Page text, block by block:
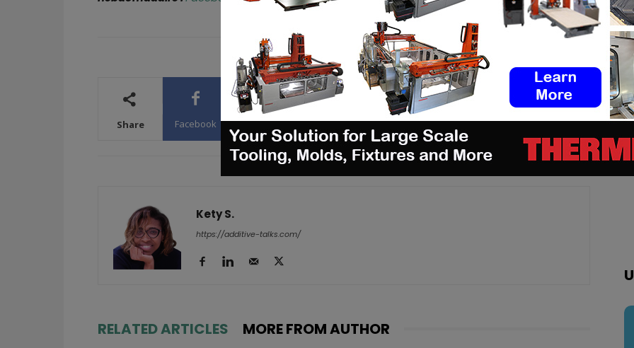
Share Facebook X WhatsApp Linkedin ReddIt Email Print
Kety S.
https://additive-talks.com/
RELATED ARTICLES MORE FROM AUTHOR